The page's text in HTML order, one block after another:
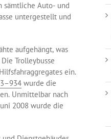
sämtliche Auto- und
untergestellt und
aufgehängt, was
Trolleybusse
ein.
wurde die
Unmittelbar nach
2008 wurde die